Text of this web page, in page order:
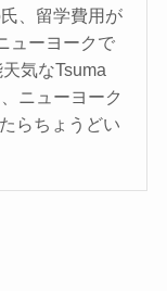
、留学費用が
ューヨークで
気なTsuma
ニューヨーク
らちょうどい